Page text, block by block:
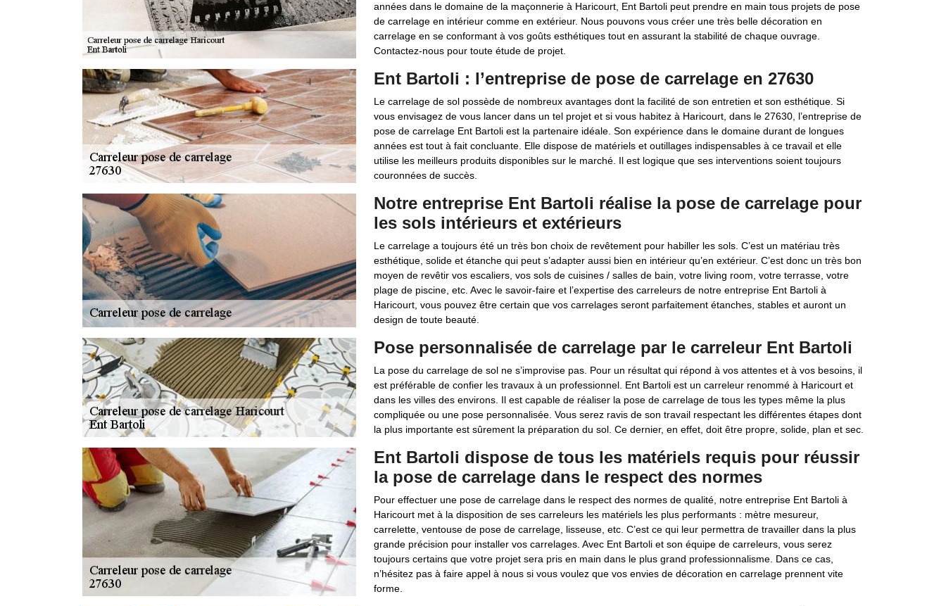
années dans le domaine de la maçonnerie à Haricourt, Ent Bartoli peut prendre en main tous projets de pose
de carrelage en intérieur comme en extérieur. Nous pouvons vous créer une très belle décoration en
carrelage en se conformant à vos goûts esthétiques tout en assurant la stabilité de chaque ouvrage.
Contactez-nous pour toute étude de projet.
Ent Bartoli : l’entreprise de pose de carrelage en 27630
Le carrelage de sol possède de nombreux avantages dont la facilité de son entretien et son esthétique. Si
vous envisagez de vous lancer dans un tel projet et si vous habitez à Haricourt, dans le 27630, l’entreprise de
pose de carrelage Ent Bartoli est la partenaire idéale. Son expérience dans le domaine durant de longues
années est tout à fait concluante. Elle dispose de matériels et outillages indispensables à ce travail et elle
utilise les meilleurs produits disponibles sur le marché. Il est logique que ses interventions soient toujours
couronnées de succès.
Notre entreprise Ent Bartoli réalise la pose de carrelage pour
les sols intérieurs et extérieurs
Le carrelage a toujours été un très bon choix de revêtement pour habiller les sols. C’est un matériau très
esthétique, solide et étanche qui peut s’adapter aussi bien en intérieur qu’en extérieur. C’est donc un très bon
moyen de revêtir vos escaliers, vos sols de cuisines / salles de bain, votre living room, votre terrasse, votre
plage de piscine, etc. Avec le savoir-faire et l’expertise des carreleurs de notre entreprise Ent Bartoli à
Haricourt, vous pouvez être certain que vos carrelages seront parfaitement étanches, stables et auront un
design de toute beauté.
Pose personnalisée de carrelage par le carreleur Ent Bartoli
La pose du carrelage de sol ne s’improvise pas. Pour un résultat qui répond à vos attentes et à vos besoins, il
est préférable de confier les travaux à un professionnel. Ent Bartoli est un carreleur renommé à Haricourt et
dans les villes des environs. Il est capable de réaliser la pose de carrelage de tous les types même la plus
compliquée ou une pose personnalisée. Vous serez ravis de son travail respectant les différentes étapes dont
la plus importante est sûrement la préparation du sol. Ce dernier, en effet, doit être propre, solide, plan et sec.
Ent Bartoli dispose de tous les matériels requis pour réussir
la pose de carrelage dans le respect des normes
Pour effectuer une pose de carrelage dans le respect des normes de qualité, notre entreprise Ent Bartoli à
Haricourt met à la disposition de ses carreleurs les matériels les plus performants : mètre mesureur,
carrelette, ventouse de pose de carrelage, lisseuse, etc. C’est ce qui leur permettra de travailler dans la plus
grande précision pour installer vos carrelages. Avec Ent Bartoli et son équipe de carreleurs, vous serez
toujours certains que votre projet sera pris en main dans le plus grand professionnalisme. Dans ce cas,
n’hésitez pas à faire appel à nous si vous voulez que vos envies de décoration en carrelage prennent vite
forme.